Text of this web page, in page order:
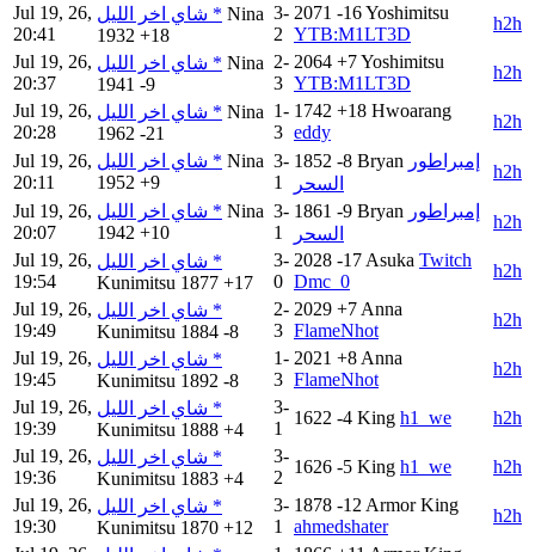
Jul 19, 26,
20:41
شاي اخر الليل * Nina
1932 +18
3-
2
2071 -16Yoshimitsu
YTB:M1LT3D
h2h
Jul 19, 26,
20:37
شاي اخر الليل * Nina
1941 -9
2-
3
2064 +7Yoshimitsu
YTB:M1LT3D
h2h
Jul 19, 26,
20:28
شاي اخر الليل * Nina
1962 -21
1-
3
1742 +18 Hwoarang
eddy
h2h
Jul 19, 26,
20:11
شاي اخر الليل * Nina
1952 +9
3-
1
1852 -8 Bryan إمبراطور
السحر
h2h
Jul 19, 26,
20:07
شاي اخر الليل * Nina
1942 +10
3-
1
1861 -9 Bryan إمبراطور
السحر
h2h
Jul 19, 26,
19:54
شاي اخر الليل *
Kunimitsu 1877 +17
3-
0
2028 -17 Asuka Twitch
Dmc_0
h2h
Jul 19, 26,
19:49
شاي اخر الليل *
Kunimitsu 1884 -8
2-
3
2029 +7 Anna
FlameNhot
h2h
Jul 19, 26,
19:45
شاي اخر الليل *
Kunimitsu 1892 -8
1-
3
2021 +8 Anna
FlameNhot
h2h
Jul 19, 26,
19:39
شاي اخر الليل *
Kunimitsu 1888 +4
3-
1
1622 -4 King h1_we
h2h
Jul 19, 26,
19:36
شاي اخر الليل *
Kunimitsu 1883 +4
3-
2
1626 -5 King h1_we
h2h
Jul 19, 26,
19:30
شاي اخر الليل *
Kunimitsu 1870 +12
3-
1
1878 -12 Armor King
ahmedshater
h2h